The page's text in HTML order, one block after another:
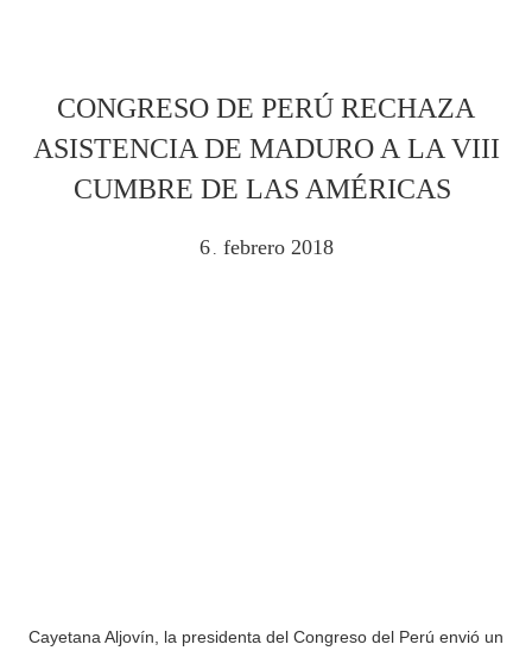
CONGRESO DE PERÚ RECHAZA
ASISTENCIA DE MADURO A LA VIII
CUMBRE DE LAS AMÉRICAS
6 . febrero 2018
Cayetana Aljovín, la presidenta del Congreso del Perú envió un